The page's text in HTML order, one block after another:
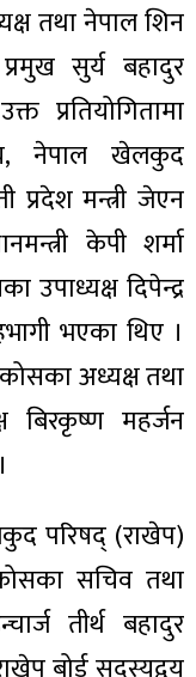
तथा नेपाल शिन
सुर्य बहादुर
प्रतियोगितामा
नेपाल खेलकुद
प्रदेश मन्त्री जेएन
केपी शर्मा
दिपेन्द्र
भएका थिए ।
अध्यक्ष तथा
बिरकृष्ण महर्जन
परिषद् (राखेप)
सचिव तथा
तीर्थ बहादुर